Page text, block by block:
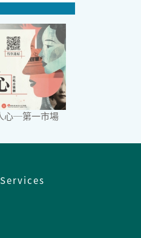
心─第一市場